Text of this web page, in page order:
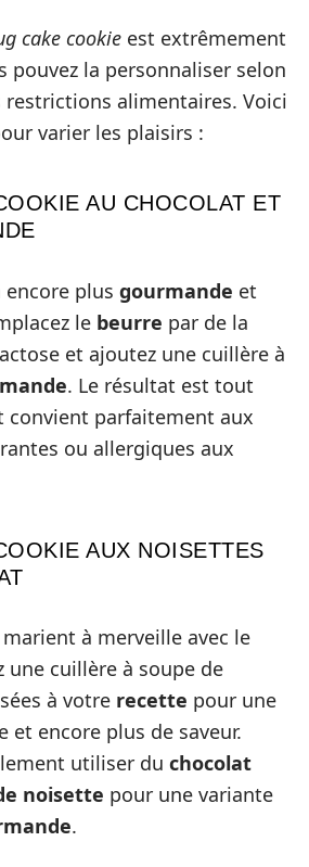
cake cookie est extrêmement
pouvez la personnaliser selon
restrictions alimentaires. Voici
varier les plaisirs :
AU CHOCOLAT ET
plus gourmande et
le beurre par de la
et ajoutez une cuillère à
. Le résultat est tout
convient parfaitement aux
ou allergiques aux
AUX NOISETTES
marient à merveille avec le
une cuillère à soupe de
à votre recette pour une
et encore plus de saveur.
utiliser du chocolat
noisette pour une variante
.